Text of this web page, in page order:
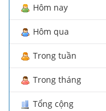
Hôm nay
Hôm qua
Trong tuần
Trong tháng
Tổng cộng